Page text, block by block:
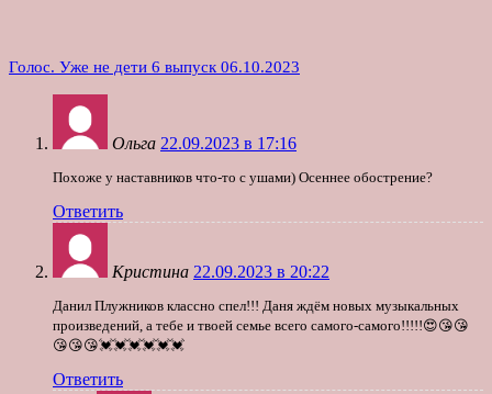
Голос. Уже не дети 6 выпуск 06.10.2023
Ольга 22.09.2023 в 17:16
Похоже у наставников что-то с ушами) Осеннее обострение?
Ответить
Кристина 22.09.2023 в 20:22
Данил Плужников классно спел!!! Даня ждём новых музыкальных
произведений, а тебе и твоей семье всего самого-самого!!!!!😍😘😘
😘😘😘💓💓💓💓💓💓
Ответить